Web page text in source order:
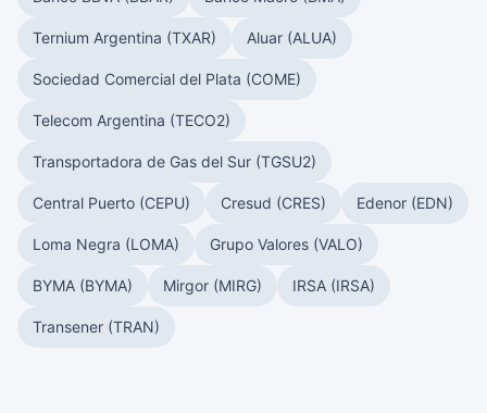
Ternium Argentina (TXAR) Aluar (ALUA)
Sociedad Comercial del Plata (COME)
Telecom Argentina (TECO2)
Transportadora de Gas del Sur (TGSU2)
Central Puerto (CEPU) Cresud (CRES) Edenor (EDN)
Loma Negra (LOMA) Grupo Valores (VALO)
BYMA (BYMA) Mirgor (MIRG) IRSA (IRSA)
Transener (TRAN)